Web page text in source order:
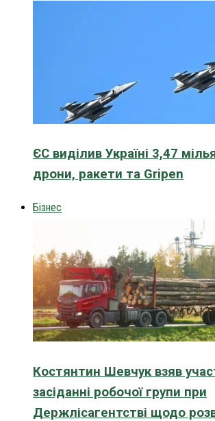
ЄС виділив Україні 3,47
дрони, ракети та Gripen
Бізнес
Костянтин Шевчук взяв
засіданні робочої групи при
Держлісагентстві щодо